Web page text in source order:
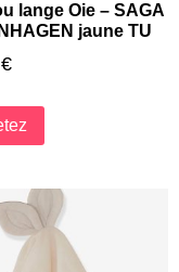
lange Oie – SAGA
jaune TU
€